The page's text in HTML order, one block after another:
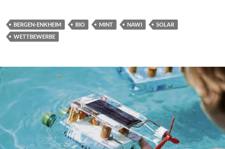
BERGEN-ENKHEIM BIO MINT NAWI
SOLAR
WETTBEWERBE